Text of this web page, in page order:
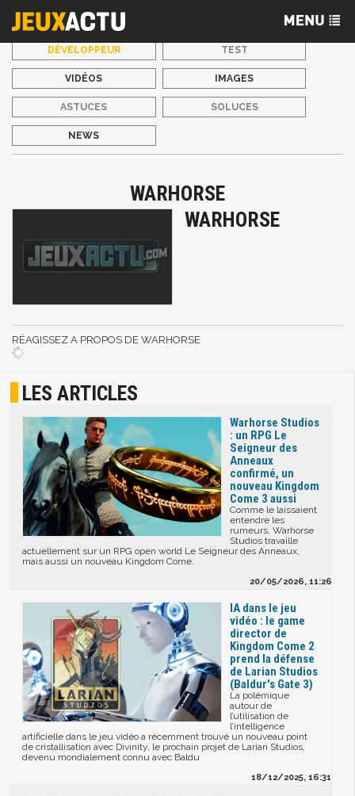
DÉVELOPPEUR TEST
VIDÉOS IMAGES
ASTUCES SOLUCES
NEWS
WARHORSE
WARHORSE
RÉAGISSEZ A PROPOS DE WARHORSE
LES ARTICLES
Warhorse Studios
: un RPG Le
Seigneur des
Anneaux
confirmé, un
nouveau Kingdom
Come 3 aussi
Comme le laissaient
entendre les
rumeurs, Warhorse
Studios travaille
actuellement sur un RPG open world Le Seigneur des Anneaux,
mais aussi un nouveau Kingdom Come.
20/05/2026, 11:26
IA dans le jeu
vidéo : le game
director de
Kingdom Come 2
prend la défense
de Larian Studios
(Baldur's Gate 3)
La polémique
autour de
l’utilisation de
l’intelligence
artificielle dans le jeu vidéo a récemment trouvé un nouveau point
de cristallisation avec Divinity, le prochain projet de Larian Studios,
devenu mondialement connu avec Baldu
18/12/2025, 16:31